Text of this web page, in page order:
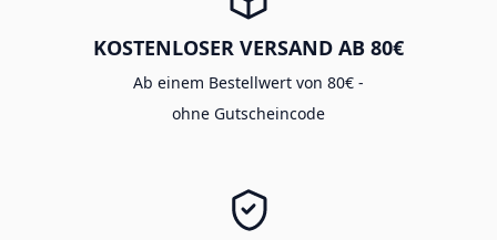
KOSTENLOSER VERSAND AB 80€
Ab einem Bestellwert von 80€ -
ohne Gutscheincode